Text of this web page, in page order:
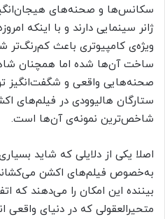
سکانس‌ها و صحنه‌های
ژانر سینمایی دارند و با اینکه
ویژه‌ی کامپیوتری باعث
ساخت آن‌ها شده‌ اما همچنان
صحنه‌هایی واقعی و شگفت‌انگیز
ستارگان هالیوودی در فیلم‌های
شاخص‌ترین نمونه‌ی آن‌ها است.
اصلا یکی از دلایلی که شاید
به‌خصوص فیلم‌های اکشن
بیننده این امکان را می‌دهند که
متحیرالعقولی که در دنیای واقعی